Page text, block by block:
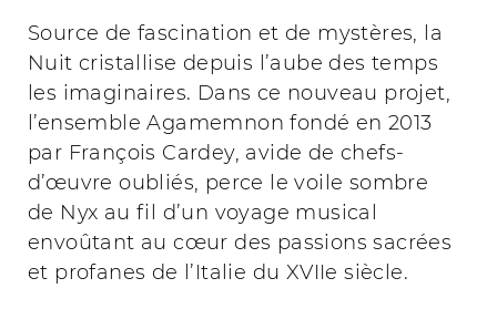
Source de fascination et de mystères, la
Nuit cristallise depuis l’aube des temps
les imaginaires. Dans ce nouveau projet,
l’ensemble Agamemnon fondé en 2013
par François Cardey, avide de chefs-
d’œuvre oubliés, perce le voile sombre
de Nyx au fil d’un voyage musical
envoûtant au cœur des passions sacrées
et profanes de l’Italie du XVIIe siècle.